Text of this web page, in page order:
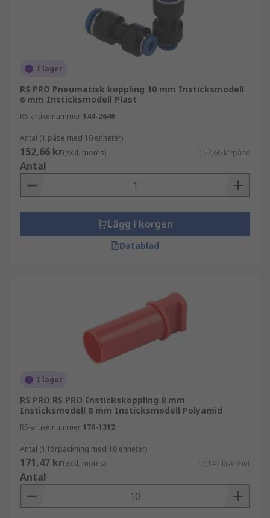
I lager
RS PRO Pneumatisk koppling 10 mm Insticksmodell
6 mm Insticksmodell Plast
RS-artikelnummer 144-2646
Antal (1 påse med 10 enheter)
152,66 kr(exkl. moms) 152,66 kr/påse
Antal
Lägg i korgen
Datablad
I lager
RS PRO RS PRO Instickskoppling 8 mm
Insticksmodell 8 mm Insticksmodell Polyamid
RS-artikelnummer 176-1312
Antal (1 förpackning med 10 enheter)
171,47 kr(exkl. moms) 17,147 kr/enhet
Antal